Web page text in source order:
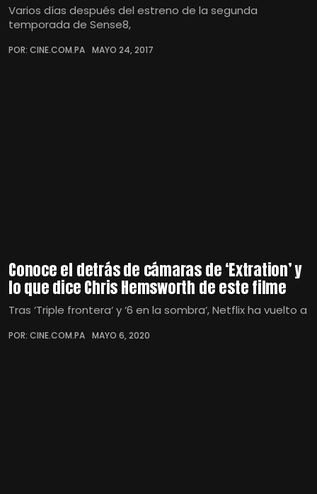
Varios días después del estreno de la segunda
temporada de Sense8,
POR: CINE.COM.PA MAYO 24, 2017
Conoce el detrás de cámaras de ‘Extration’ y
lo que dice Chris Hemsworth de este filme
Tras ‘Triple frontera‘ y ‘6 en la sombra‘, Netflix ha vuelto a
POR: CINE.COM.PA MAYO 6, 2020